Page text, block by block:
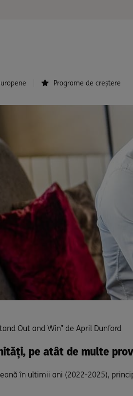
Programe de creștere
Out and Win” de April Dunford
pe atât de multe
în ultimii ani (2022-2025),